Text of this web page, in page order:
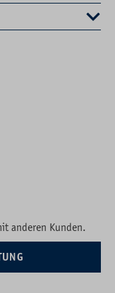
anderen Kunden.